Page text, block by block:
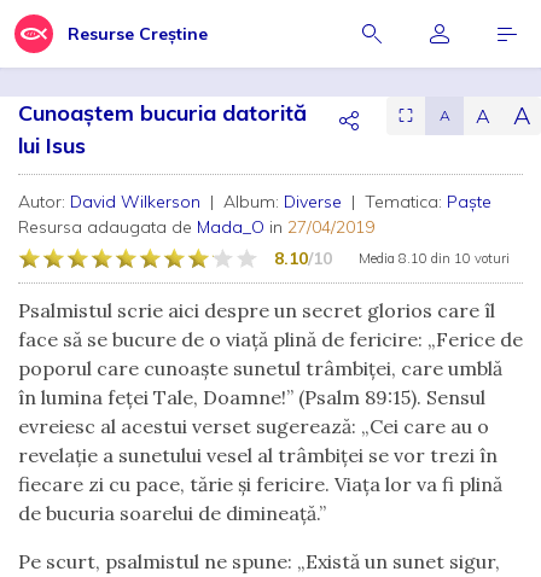
Resurse Creștine
Cunoaștem bucuria datorită
lui Isus
⛶ A A A
Autor: David Wilkerson | Album: Diverse | Tematica: Paște
Resursa adaugata de Mada_O in 27/04/2019
8.10/10 Media 8.10 din 10 voturi
Psalmistul scrie aici despre un secret glorios care îl
face să se bucure de o viață plină de fericire: „Ferice de
poporul care cunoaşte sunetul trâmbiţei, care umblă
în lumina feţei Tale, Doamne!” (Psalm 89:15). Sensul
evreiesc al acestui verset sugerează: „Cei care au o
revelație a sunetului vesel al trâmbiţei se vor trezi în
fiecare zi cu pace, tărie și fericire. Viața lor va fi plină
de bucuria soarelui de dimineață.”
Pe scurt, psalmistul ne spune: „Există un sunet sigur,